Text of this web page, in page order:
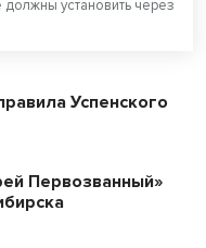
должны установить через
Успенского
Первозванный»